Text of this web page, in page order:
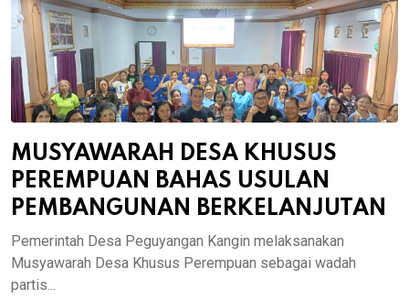
MUSYAWARAH DESA KHUSUS
PEREMPUAN BAHAS USULAN
PEMBANGUNAN BERKELANJUTAN
Pemerintah Desa Peguyangan Kangin melaksanakan
Musyawarah Desa Khusus Perempuan sebagai wadah
partis...